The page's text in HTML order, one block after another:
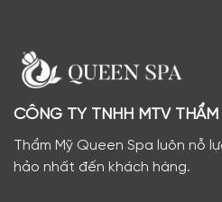
CÔNG TY TNHH MTV THẨM
Thẩm Mỹ Queen Spa luôn nỗ
hảo nhất đến khách hàng.